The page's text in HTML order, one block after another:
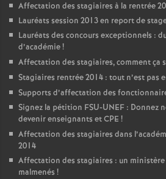
Affectation des stagiaires à la rentrée
Lauréats session 2013 en report de
Lauréats des concours exceptionnels :
d’académie!
Affectation des stagiaires, comment ça
Stagiaires rentrée 2014 : tout n’est pas
Supports d’affectation des
Signez la pétition FSU-UNEF : Donnez
devenir enseignants et CPE !
Affectation des stagiaires dans
2014
Affectation des stagiaires : un ministère
malmenés !